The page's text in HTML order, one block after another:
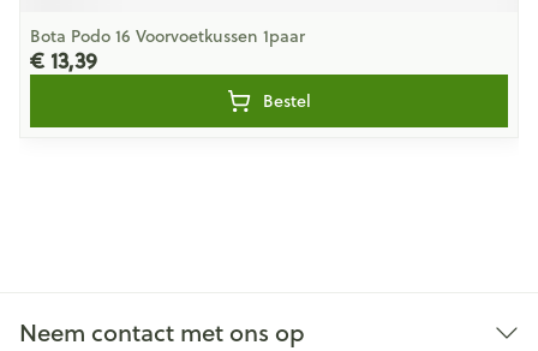
Bota Podo 16 Voorvoetkussen 1paar
€ 13,39
Bestel
Neem contact met ons op